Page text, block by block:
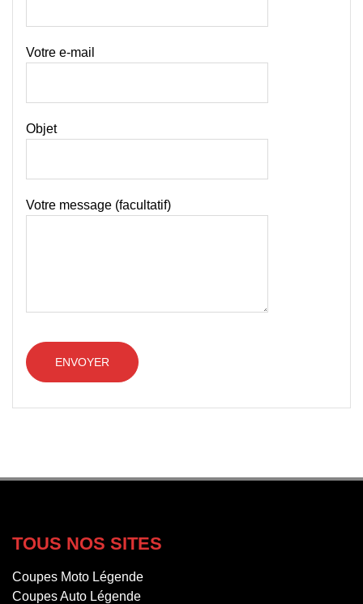
Votre e-mail
Objet
Votre message (facultatif)
TOUS NOS SITES
Coupes Moto Légende
Coupes Auto Légende